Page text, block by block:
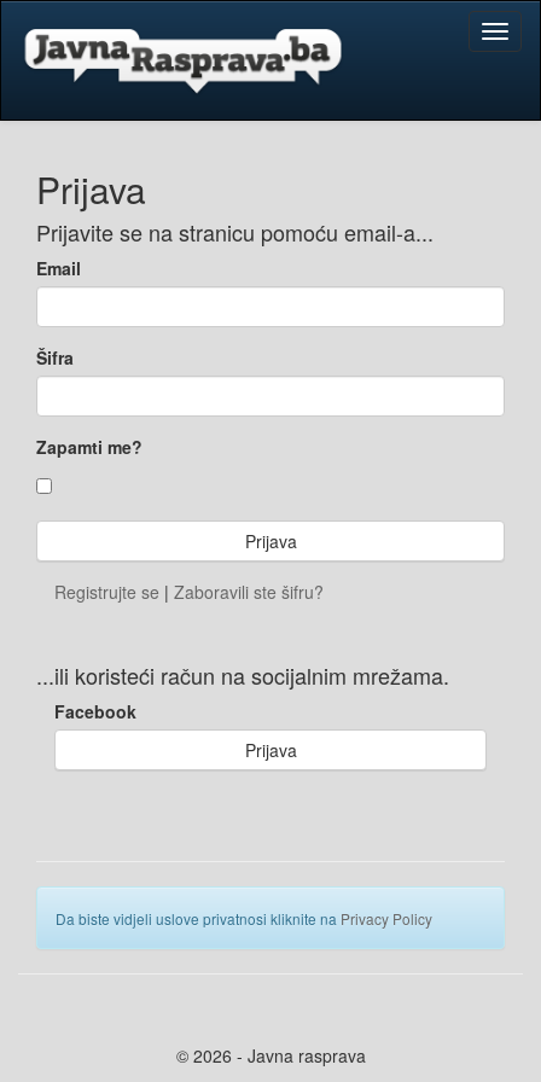
Prijava
Prijavite se na stranicu pomoću email-a...
Email
Šifra
Zapamti me?
Registrujte se | Zaboravili ste šifru?
...ili koristeći račun na socijalnim mrežama.
Facebook
Prijava
Da biste vidjeli uslove privatnosi kliknite na Privacy Policy
© 2026 - Javna rasprava